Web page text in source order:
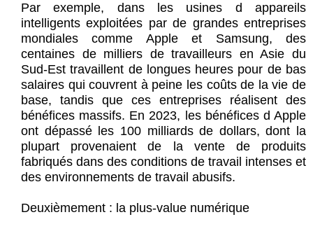
Par exemple, dans les usines d appareils
intelligents exploitées par de grandes entreprises
mondiales comme Apple et Samsung, des
centaines de milliers de travailleurs en Asie du
Sud-Est travaillent de longues heures pour de bas
salaires qui couvrent à peine les coûts de la vie de
base, tandis que ces entreprises réalisent des
bénéfices massifs. En 2023, les bénéfices d Apple
ont dépassé les 100 milliards de dollars, dont la
plupart provenaient de la vente de produits
fabriqués dans des conditions de travail intenses et
des environnements de travail abusifs.
Deuxièmement : la plus-value numérique